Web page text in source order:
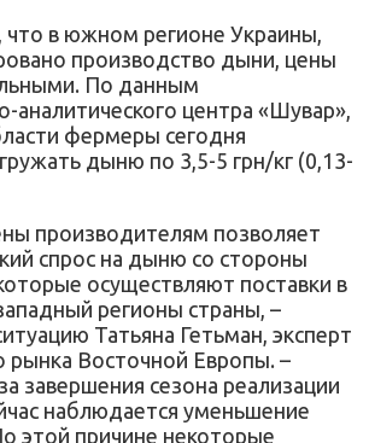
в южном регионе Украины,
производство дыни, цены
По данным
центра «Шувар»,
фермеры сегодня
дыню по 3,5-5 грн/кг (0,13-
производителям позволяет
спрос на дыню со стороны
осуществляют поставки в
регионы страны, –
Татьяна Гетьман, эксперт
Восточной Европы. –
завершения сезона реализации
наблюдается уменьшение
этой причине некоторые